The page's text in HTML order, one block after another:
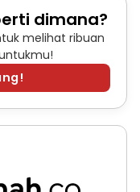
dimana?
melihat ribuan